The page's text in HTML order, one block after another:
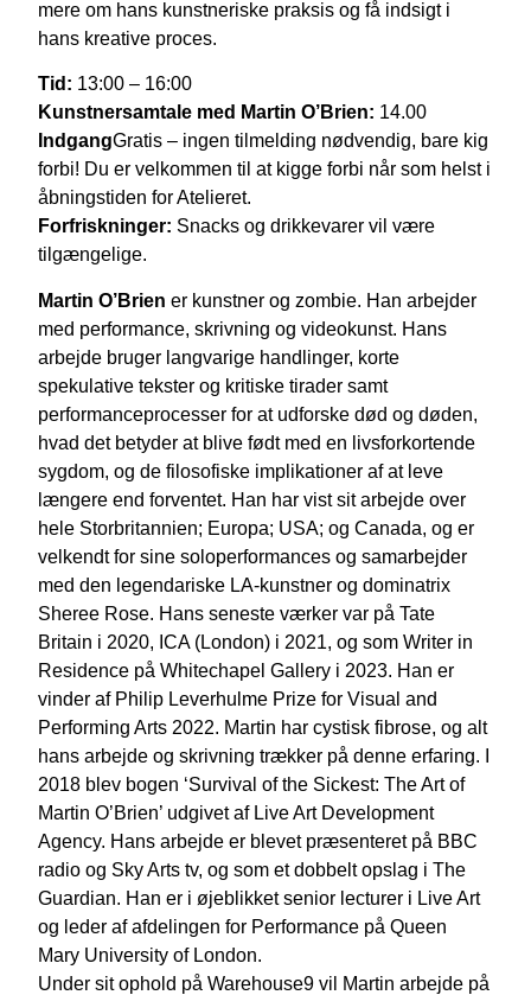
mere om hans kunstneriske praksis og få indsigt i
hans kreative proces.
Tid: 13:00 – 16:00
Kunstnersamtale med Martin O’Brien: 14.00
IndgangGratis – ingen tilmelding nødvendig, bare kig
forbi! Du er velkommen til at kigge forbi når som helst i
åbningstiden for Atelieret.
Forfriskninger: Snacks og drikkevarer vil være
tilgængelige.
Martin O’Brien er kunstner og zombie. Han arbejder
med performance, skrivning og videokunst. Hans
arbejde bruger langvarige handlinger, korte
spekulative tekster og kritiske tirader samt
performanceprocesser for at udforske død og døden,
hvad det betyder at blive født med en livsforkortende
sygdom, og de filosofiske implikationer af at leve
længere end forventet. Han har vist sit arbejde over
hele Storbritannien; Europa; USA; og Canada, og er
velkendt for sine soloperformances og samarbejder
med den legendariske LA-kunstner og dominatrix
Sheree Rose. Hans seneste værker var på Tate
Britain i 2020, ICA (London) i 2021, og som Writer in
Residence på Whitechapel Gallery i 2023. Han er
vinder af Philip Leverhulme Prize for Visual and
Performing Arts 2022. Martin har cystisk fibrose, og alt
hans arbejde og skrivning trækker på denne erfaring. I
2018 blev bogen ‘Survival of the Sickest: The Art of
Martin O’Brien’ udgivet af Live Art Development
Agency. Hans arbejde er blevet præsenteret på BBC
radio og Sky Arts tv, og som et dobbelt opslag i The
Guardian. Han er i øjeblikket senior lecturer i Live Art
og leder af afdelingen for Performance på Queen
Mary University of London.
Under sit ophold på Warehouse9 vil Martin arbejde på